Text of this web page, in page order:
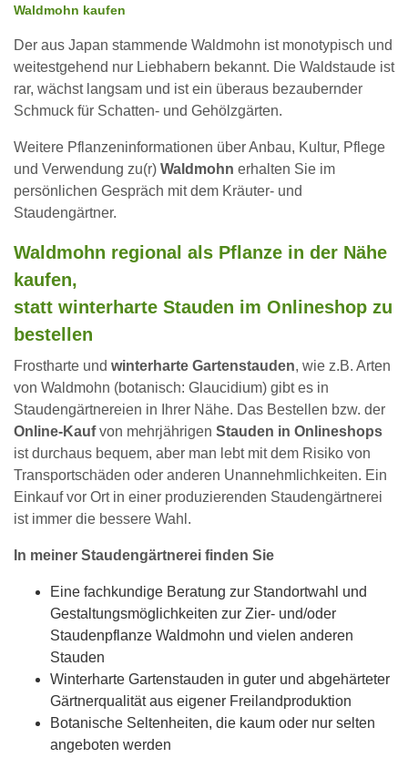
Waldmohn kaufen
Der aus Japan stammende Waldmohn ist monotypisch und
weitestgehend nur Liebhabern bekannt. Die Waldstaude ist
rar, wächst langsam und ist ein überaus bezaubernder
Schmuck für Schatten- und Gehölzgärten.
Weitere Pflanzeninformationen über Anbau, Kultur, Pflege
und Verwendung zu(r) Waldmohn erhalten Sie im
persönlichen Gespräch mit dem Kräuter- und
Staudengärtner.
Waldmohn regional als Pflanze in der Nähe
kaufen,
statt winterharte Stauden im Onlineshop zu
bestellen
Frostharte und winterharte Gartenstauden, wie z.B. Arten
von Waldmohn (botanisch: Glaucidium) gibt es in
Staudengärtnereien in Ihrer Nähe. Das Bestellen bzw. der
Online-Kaufvon mehrjährigen Stauden in Onlineshops
ist durchaus bequem, aber man lebt mit dem Risiko von
Transportschäden oder anderen Unannehmlichkeiten. Ein
Einkauf vor Ort in einer produzierenden Staudengärtnerei
ist immer die bessere Wahl.
In meiner Staudengärtnerei finden Sie
Eine fachkundige Beratung zur Standortwahl und
Gestaltungsmöglichkeiten zur Zier- und/oder
Staudenpflanze Waldmohn und vielen anderen
Stauden
Winterharte Gartenstauden in guter und abgehärteter
Gärtnerqualität aus eigener Freilandproduktion
Botanische Seltenheiten, die kaum oder nur selten
angeboten werden